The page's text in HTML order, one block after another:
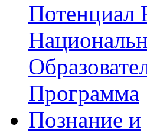
Потенциал
Программа
Познание и